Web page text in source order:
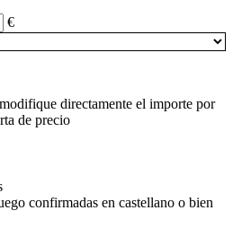
€
directamente el importe por
de precio
confirmadas en castellano o bien